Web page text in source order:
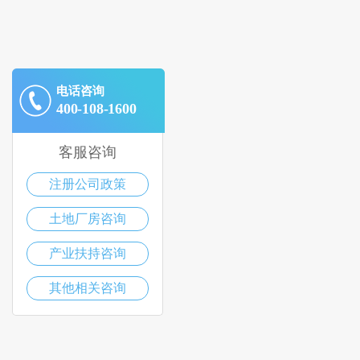
电话咨询
400-108-1600
客服咨询
注册公司政策
土地厂房咨询
产业扶持咨询
其他相关咨询